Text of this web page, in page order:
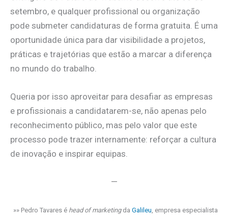
setembro, e qualquer profissional ou organização
pode submeter candidaturas de forma gratuita. É uma
oportunidade única para dar visibilidade a projetos,
práticas e trajetórias que estão a marcar a diferença
no mundo do trabalho.
Queria por isso aproveitar para desafiar as empresas
e profissionais a candidatarem-se, não apenas pelo
reconhecimento público, mas pelo valor que este
processo pode trazer internamente: reforçar a cultura
de inovação e inspirar equipas.
—
»» Pedro Tavares é head of marketingda Galileu , empresa especialista